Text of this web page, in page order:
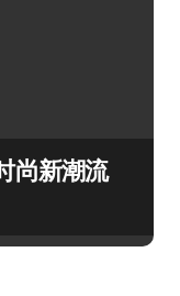
尚新潮流